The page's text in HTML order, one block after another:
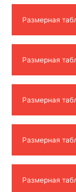
Размерная
Размерная
Размерная
Размерная
Размерная